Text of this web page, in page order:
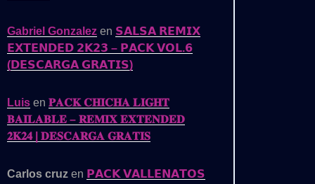
Gabriel Gonzalez en 𝗦𝗔𝗟𝗦𝗔 𝗥𝗘𝗠𝗜𝗫
𝗘𝗫𝗧𝗘𝗡𝗗𝗘𝗗 𝟮𝗞𝟮𝟯 – 𝗣𝗔𝗖𝗞 𝗩𝗢𝗟.𝟲
(𝗗𝗘𝗦𝗖𝗔𝗥𝗚𝗔 𝗚𝗥𝗔𝗧𝗜𝗦)
Luis en 𝐏𝐀𝐂𝐊 𝐂𝐇𝐈𝐂𝐇𝐀 𝐋𝐈𝐆𝐇𝐓
𝐁𝐀𝐈𝐋𝐀𝐁𝐋𝐄 – 𝐑𝐄𝐌𝐈𝐗 𝐄𝐗𝐓𝐄𝐍𝐃𝐄𝐃
𝟐𝐊𝟐𝟒 | 𝐃𝐄𝐒𝐂𝐀𝐑𝐆𝐀 𝐆𝐑𝐀𝐓𝐈𝐒
Carlos cruz en 𝗣𝗔𝗖𝗞 𝗩𝗔𝗟𝗟𝗘𝗡𝗔𝗧𝗢𝗦